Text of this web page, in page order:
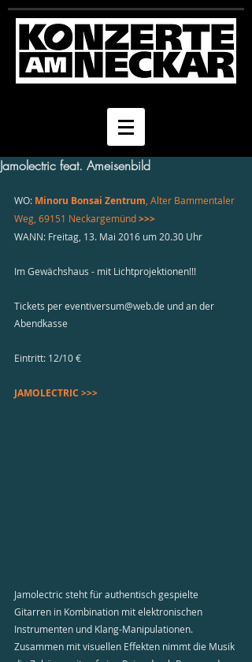
Jamolectric feat. Ameisenbild
WO: Minoru Bonsai Zentrum , Alter Bammentaler
Weg, 69151 Neckargemünd >>>
WANN: Freitag, 13. Mai 2016 um 20.30 Uhr
Im Gewächshaus - mit Lichtprojektionen!!!
Tickets per eventiversum@web.de und an der
Abendkasse
Eintritt: 12/10 €
JAMOLECTRIC >>>
Jamolectric steht für authentisch gespielte
Gitarren in Kombination mit elektronischen
Instrumenten und Klang-Manipulationen.
Zusammen mit visuellen Effekten nimmt die Musik